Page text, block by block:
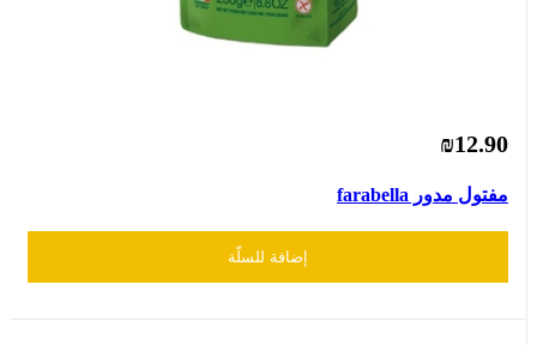
₪12.90
مفتول مدور farabella
إضافة للسلّة